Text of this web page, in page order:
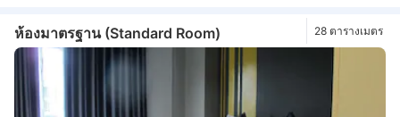
ห้องมาตรฐาน (Standard Room) 28 ตารางเมตร